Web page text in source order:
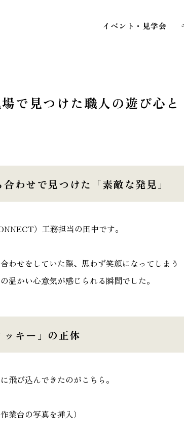
イベント・見学会
COMPANY
で見つけた職人の遊び心
わせで見つけた「素敵な発見」
）工務担当の田中です。
わせをしていた際、思わず笑顔になってしま
温かい心意気が感じられる瞬間でした。
キー」の正体
飛び込んできたのがこちら。
業台の写真を挿入）